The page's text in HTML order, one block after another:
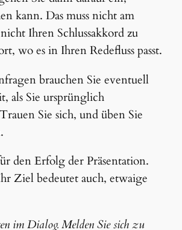
kann. Das muss nicht am
Ihren Schlussakkord zu
wo es in Ihren Redefluss passt.
brauchen Sie eventuell
als Sie ursprünglich
Sie sich, und üben Sie
den Erfolg der Präsentation.
Ziel bedeutet auch, etwaige
im Dialog. Melden Sie sich zu